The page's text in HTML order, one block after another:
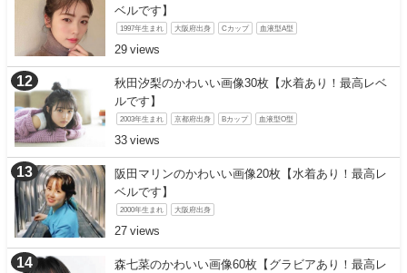
ベルです】
1997年生まれ 大阪府出身 Cカップ 血液型A型
29
秋田汐梨のかわいい画像30枚【水着あり！最高レベ
ルです】
2003年生まれ 京都府出身 Bカップ 血液型O型
33
阪田マリンのかわいい画像20枚【水着あり！最高レ
ベルです】
2000年生まれ 大阪府出身
27
森七菜のかわいい画像60枚【グラビアあり！最高レ